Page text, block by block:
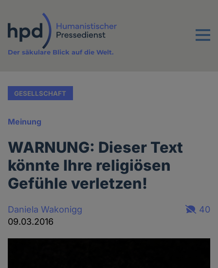
Inhalt
Menu
Der säkulare Blick auf die Welt.
GESELLSCHAFT
Meinung
WARNUNG: Dieser Text
könnte Ihre religiösen
Gefühle verletzen!
Daniela Wakonigg
09.03.2016
40